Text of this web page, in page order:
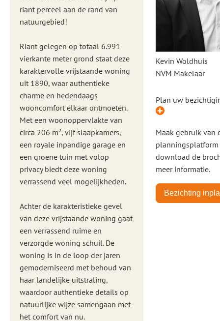
riant perceel aan de rand van
natuurgebied!
Riant gelegen op totaal 6.991
vierkante meter grond staat deze
karaktervolle vrijstaande woning
uit 1890, waar authentieke
charme en hedendaags
wooncomfort elkaar ontmoeten.
Met een woonoppervlakte van
circa 206 m², vijf slaapkamers,
een royale inpandige garage en
een groene tuin met volop
privacy biedt deze woning
verrassend veel mogelijkheden.
Achter de karakteristieke gevel
van deze vrijstaande woning gaat
een verrassend ruime en
verzorgde woning schuil. De
woning is in de loop der jaren
gemoderniseerd met behoud van
haar landelijke uitstraling,
waardoor authentieke details op
natuurlijke wijze samengaan met
het comfort van nu.
Kevin Woldhuis
NVM Makelaar
Plan uw
Maak gebruik van
download de
meer informatie.
Bezichting